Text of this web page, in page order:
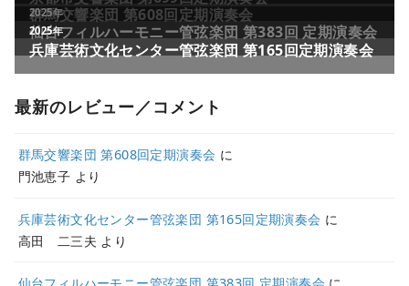
最新のレビュー／コメント
群馬交響楽団 第608回定期演奏会 に
門池恵子 より
兵庫芸術文化センター管弦楽団 第165回定期演奏会 に
高田 二三夫 より